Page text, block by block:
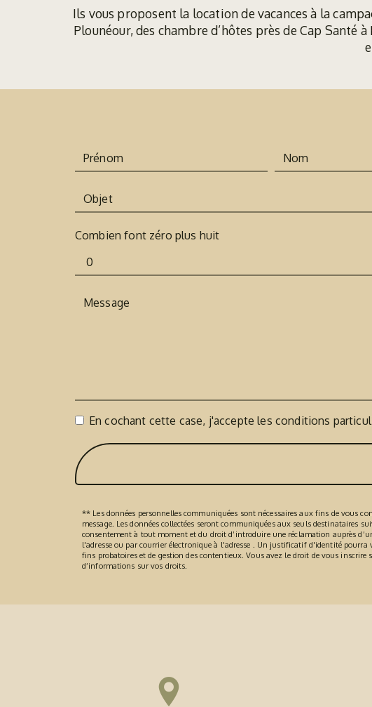
Ils vous proposent la location de vacances à la
Plounéour, des chambre d’hôtes près de Cap Santé à
Combien font zéro plus huit
En cochant cette case, j'accepte les conditions
** Les données personnelles communiquées sont nécessaires aux fins de vous
message. Les données collectées seront communiquées aux seuls destinataires
consentement à tout moment et du droit d’introduire une réclamation auprès
l'adresse ou par courrier électronique à l'adresse . Un justificatif d'identité pourra
fins probatoires et de gestion des contentieux. Vous avez le droit de vous
d’informations sur vos droits.